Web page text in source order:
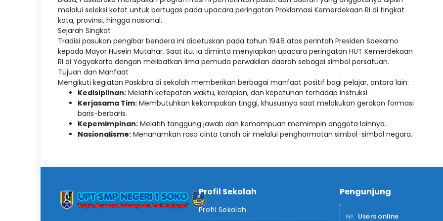
melalui seleksi ketat untuk bertugas pada upacara peringatan Proklamasi Kemerdekaan RI di tingkat
kota, provinsi, hingga nasional.
Sejarah Singkat
Tradisi pasukan pengibar bendera ini dicetuskan pada tahun 1946 atas perintah Presiden Soekarno
kepada Mayor Husein Mutahar. Saat itu, ia diminta menyiapkan upacara peringatan HUT Kemerdekaan
RI di Yogyakarta dengan melibatkan lima pemuda perwakilan daerah sebagai simbol persatuan.
Tujuan dan Manfaat
Mengikuti kegiatan Paskibra di sekolah memberikan berbagai manfaat positif bagi pelajar, antara lain:
Kedisiplinan: Melatih ketepatan waktu, kerapian, dan kepatuhan terhadap instruksi.
Kerjasama Tim: Membutuhkan kekompakan tinggi, khususnya saat melakukan gerakan formasi
baris-berbaris.
Kepemimpinan: Melatih tanggung jawab dan kemampuan memimpin anggota lainnya.
Nasionalisme: Menanamkan rasa cinta tanah air melalui penghormatan simbol-simbol negara.
Profil Sekolah
Profil Sekolah
Pengunjung
Users online